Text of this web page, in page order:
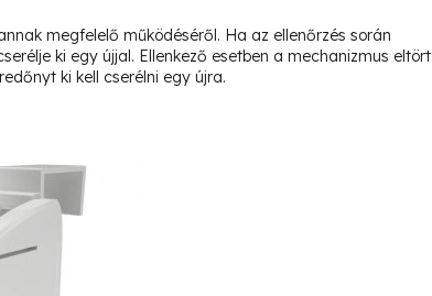
megfelelő működéséről. Ha az ellenőrzés során
ki egy újjal. Ellenkező esetben a mechanizmus eltört
ki kell cserélni egy újra.